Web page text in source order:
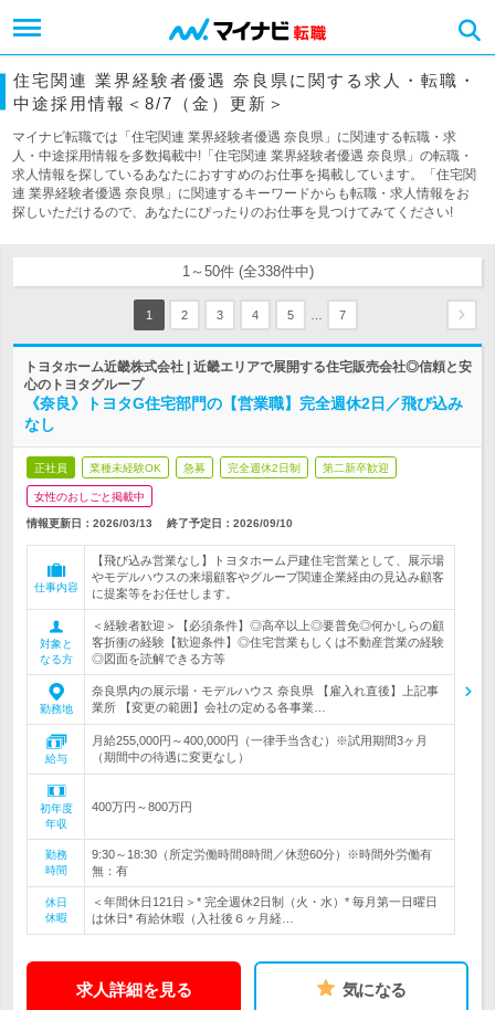
住宅関連 業界経験者優遇 奈良県に関する求人・転職・
中途採用情報＜8/7（金）更新＞
マイナビ転職では「住宅関連 業界経験者優遇 奈良県」に関連する転職・求
人・中途採用情報を多数掲載中!「住宅関連 業界経験者優遇 奈良県」の転職・
求人情報を探しているあなたにおすすめのお仕事を掲載しています。「住宅関
連 業界経験者優遇 奈良県」に関連するキーワードからも転職・求人情報をお
探しいただけるので、あなたにぴったりのお仕事を見つけてみてください!
1～50件 (全338件中)
1 2 3 4 5 7
トヨタホーム近畿株式会社 | 近畿エリアで展開する住宅販売会社◎信頼と安
心のトヨタグループ
《奈良》トヨタG住宅部門の【営業職】完全週休2日／飛び込み
なし
正社員 業種未経験OK 急募 完全週休2日制 第二新卒歓迎
女性のおしごと掲載中
情報更新日：2026/03/13 終了予定日： 2026/09/10
仕事内容
【飛び込み営業なし】トヨタホーム戸建住宅営業として、展示場
やモデルハウスの来場顧客やグループ関連企業経由の見込み顧客
に提案等をお任せします。
対象と
なる方
＜経験者歓迎＞【必須条件】◎高卒以上◎要普免◎何かしらの顧
客折衝の経験【歓迎条件】◎住宅営業もしくは不動産営業の経験
◎図面を読解できる方等
勤務地
奈良県内の展示場・モデルハウス 奈良県 【雇入れ直後】上記事
業所 【変更の範囲】会社の定める各事業…
給与
月給255,000円～400,000円（一律手当含む）※試用期間3ヶ月
（期間中の待遇に変更なし）
初年度
年収
400万円～800万円
勤務
時間
9:30～18:30（所定労働時間8時間／休憩60分）※時間外労働有
無：有
休日
休暇
＜年間休日121日＞* 完全週休2日制（火・水）* 毎月第一日曜日
は休日* 有給休暇（入社後６ヶ月経…
求人詳細を見る 気になる